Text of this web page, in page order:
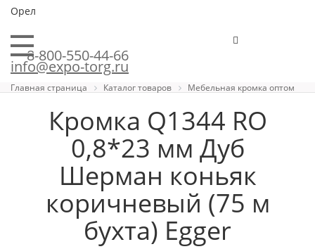
Орел
8-800-550-44-66
info@expo-torg.ru
Главная страница Каталог товаров Мебельная кромка оптом
Кромка Q1344 RO
0,8*23 мм Дуб
Шерман коньяк
коричневый (75 м
бухта) Egger